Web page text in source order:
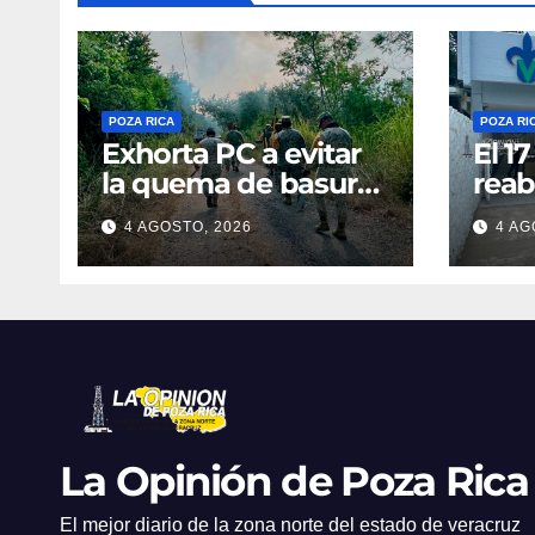
POZA RICA
Exhorta PC a evitar
la quema de basura
ante el riesgo de
incendios
4 AGOSTO, 2026
POZA
El
la4
La Opinión de Poza Rica
El mejor diario de la zona norte del estado de veracruz